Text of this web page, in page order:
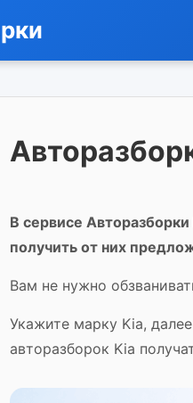
В сервисе
получить от них
Вам не нужно
Укажите марку Kia,
авторазборок Kia